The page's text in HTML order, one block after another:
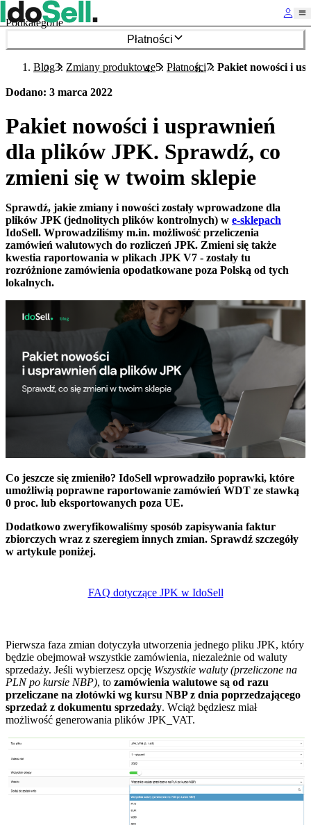
Podkategorie
Płatności
Blog Zmiany produktowe Płatności Pakiet nowości i
Dodano: 3 marca 2022
Pakiet nowości i usprawnień
dla plików JPK. Sprawdź, co
zmieni się w twoim sklepie
Sprawdź, jakie zmiany i nowości zostały wprowadzone dla
plików JPK (jednolitych plików kontrolnych) w e-sklepach
IdoSell. Wprowadziliśmy m.in. możliwość przeliczenia
zamówień walutowych do rozliczeń JPK. Zmieni się także
kwestia raportowania w plikach JPK V7 - zostały tu
rozróżnione zamówienia opodatkowane poza Polską od tych
lokalnych.
Co jeszcze się zmieniło? IdoSell wprowadziło poprawki, które
umożliwią poprawne raportowanie zamówień WDT ze stawką
0 proc. lub eksportowanych poza UE.
Dodatkowo zweryfikowaliśmy sposób zapisywania faktur
zbiorczych wraz z szeregiem innych zmian. Sprawdź szczegóły
w artykule poniżej.
FAQ dotyczące JPK w IdoSell
Pierwsza faza zmian dotyczyła utworzenia jednego pliku JPK, który
będzie obejmował wszystkie zamówienia, niezależnie od waluty
sprzedaży. Jeśli wybierzesz opcję Wszystkie waluty (przeliczone na
PLN po kursie NBP), to zamówienia walutowe są od razu
przeliczane na złotówki wg kursu NBP z dnia poprzedzającego
sprzedaż z dokumentu sprzedaży. Wciąż będziesz miał
możliwość generowania plików JPK_VAT.